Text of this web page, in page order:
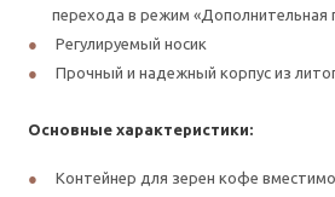
перехода в режим «Дополнительная
Регулируемый носик
Прочный и надежный корпус из
Основные характеристики:
Контейнер для зерен кофе